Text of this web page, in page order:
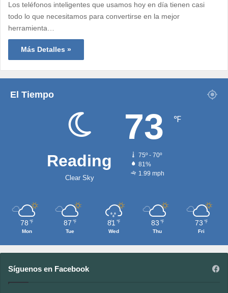
Los teléfonos inteligentes que usamos hoy en día tienen casi
todo lo que necesitamos para convertirse en la mejor
herramienta…
Más Detalles »
El Tiempo
Reading
Clear Sky
73 ℉
75º - 70º
81%
1.99 mph
78 ℉
Mon
87 ℉
Tue
81 ℉
Wed
83 ℉
Thu
73 ℉
Fri
Síguenos en Facebook